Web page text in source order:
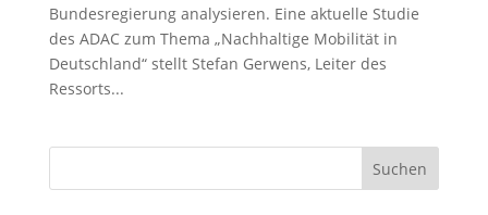
Bundesregierung analysieren. Eine aktuelle Studie
des ADAC zum Thema „Nachhaltige Mobilität in
Deutschland“ stellt Stefan Gerwens, Leiter des
Ressorts...
Suchen